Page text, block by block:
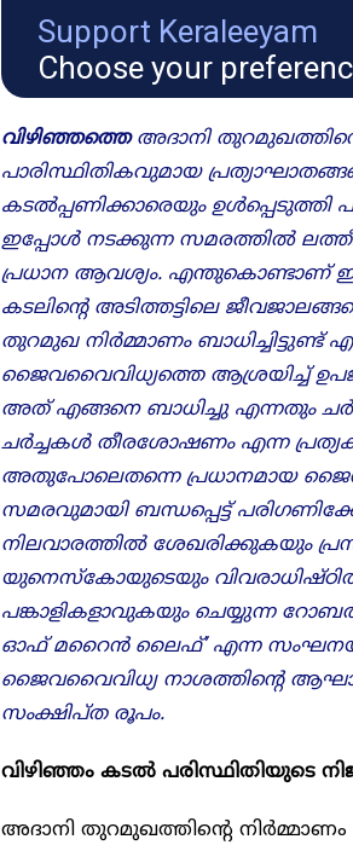
Support Keraleeyam
Choose your
വിഴിഞ്ഞത്തെ അദാനി
പാരിസ്ഥിതികവുമായ
കടൽപ്പണിക്കാരെയും
ഇപ്പോൾ നടക്കുന്ന സമരത്തിൽ
പ്രധാന ആവശ്യം. എന്തുകൊണ്ടാണ് ഇത്
കടലിന്റെ അടിത്തട്ടിലെ
തുറമുഖ നിർമ്മാണം
ജൈവവൈവിധ്യത്തെ ആശ്രയിച്ച്
അത് എങ്ങനെ ബാധിച്ചു എന്നതും
ചർച്ചകൾ തീരശോഷണം എന്ന
അതുപോലെതന്നെ പ്രധാനമായ
സമരവുമായി ബന്ധപ്പെട്ട്
നിലവാരത്തിൽ ശേഖരിക്കുകയും
യുനെസ്‌കോയുടെയും
പങ്കാളികളാവുകയും ചെയ്യുന്ന
ഓഫ് മറൈൻ ലൈഫ്’ എന്ന
ജൈവവൈവിധ്യ നാശത്തിന്റെ
സംക്ഷിപ്ത രൂപം.
വിഴിഞ്ഞം കടൽ പരിസ്ഥിതിയുടെ
അദാനി തുറമുഖത്തിന്റെ